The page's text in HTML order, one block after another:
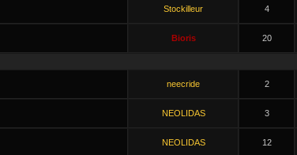
Stockilleur 4
Bioris 20
neecride 2
NEOLIDAS 3
NEOLIDAS 12